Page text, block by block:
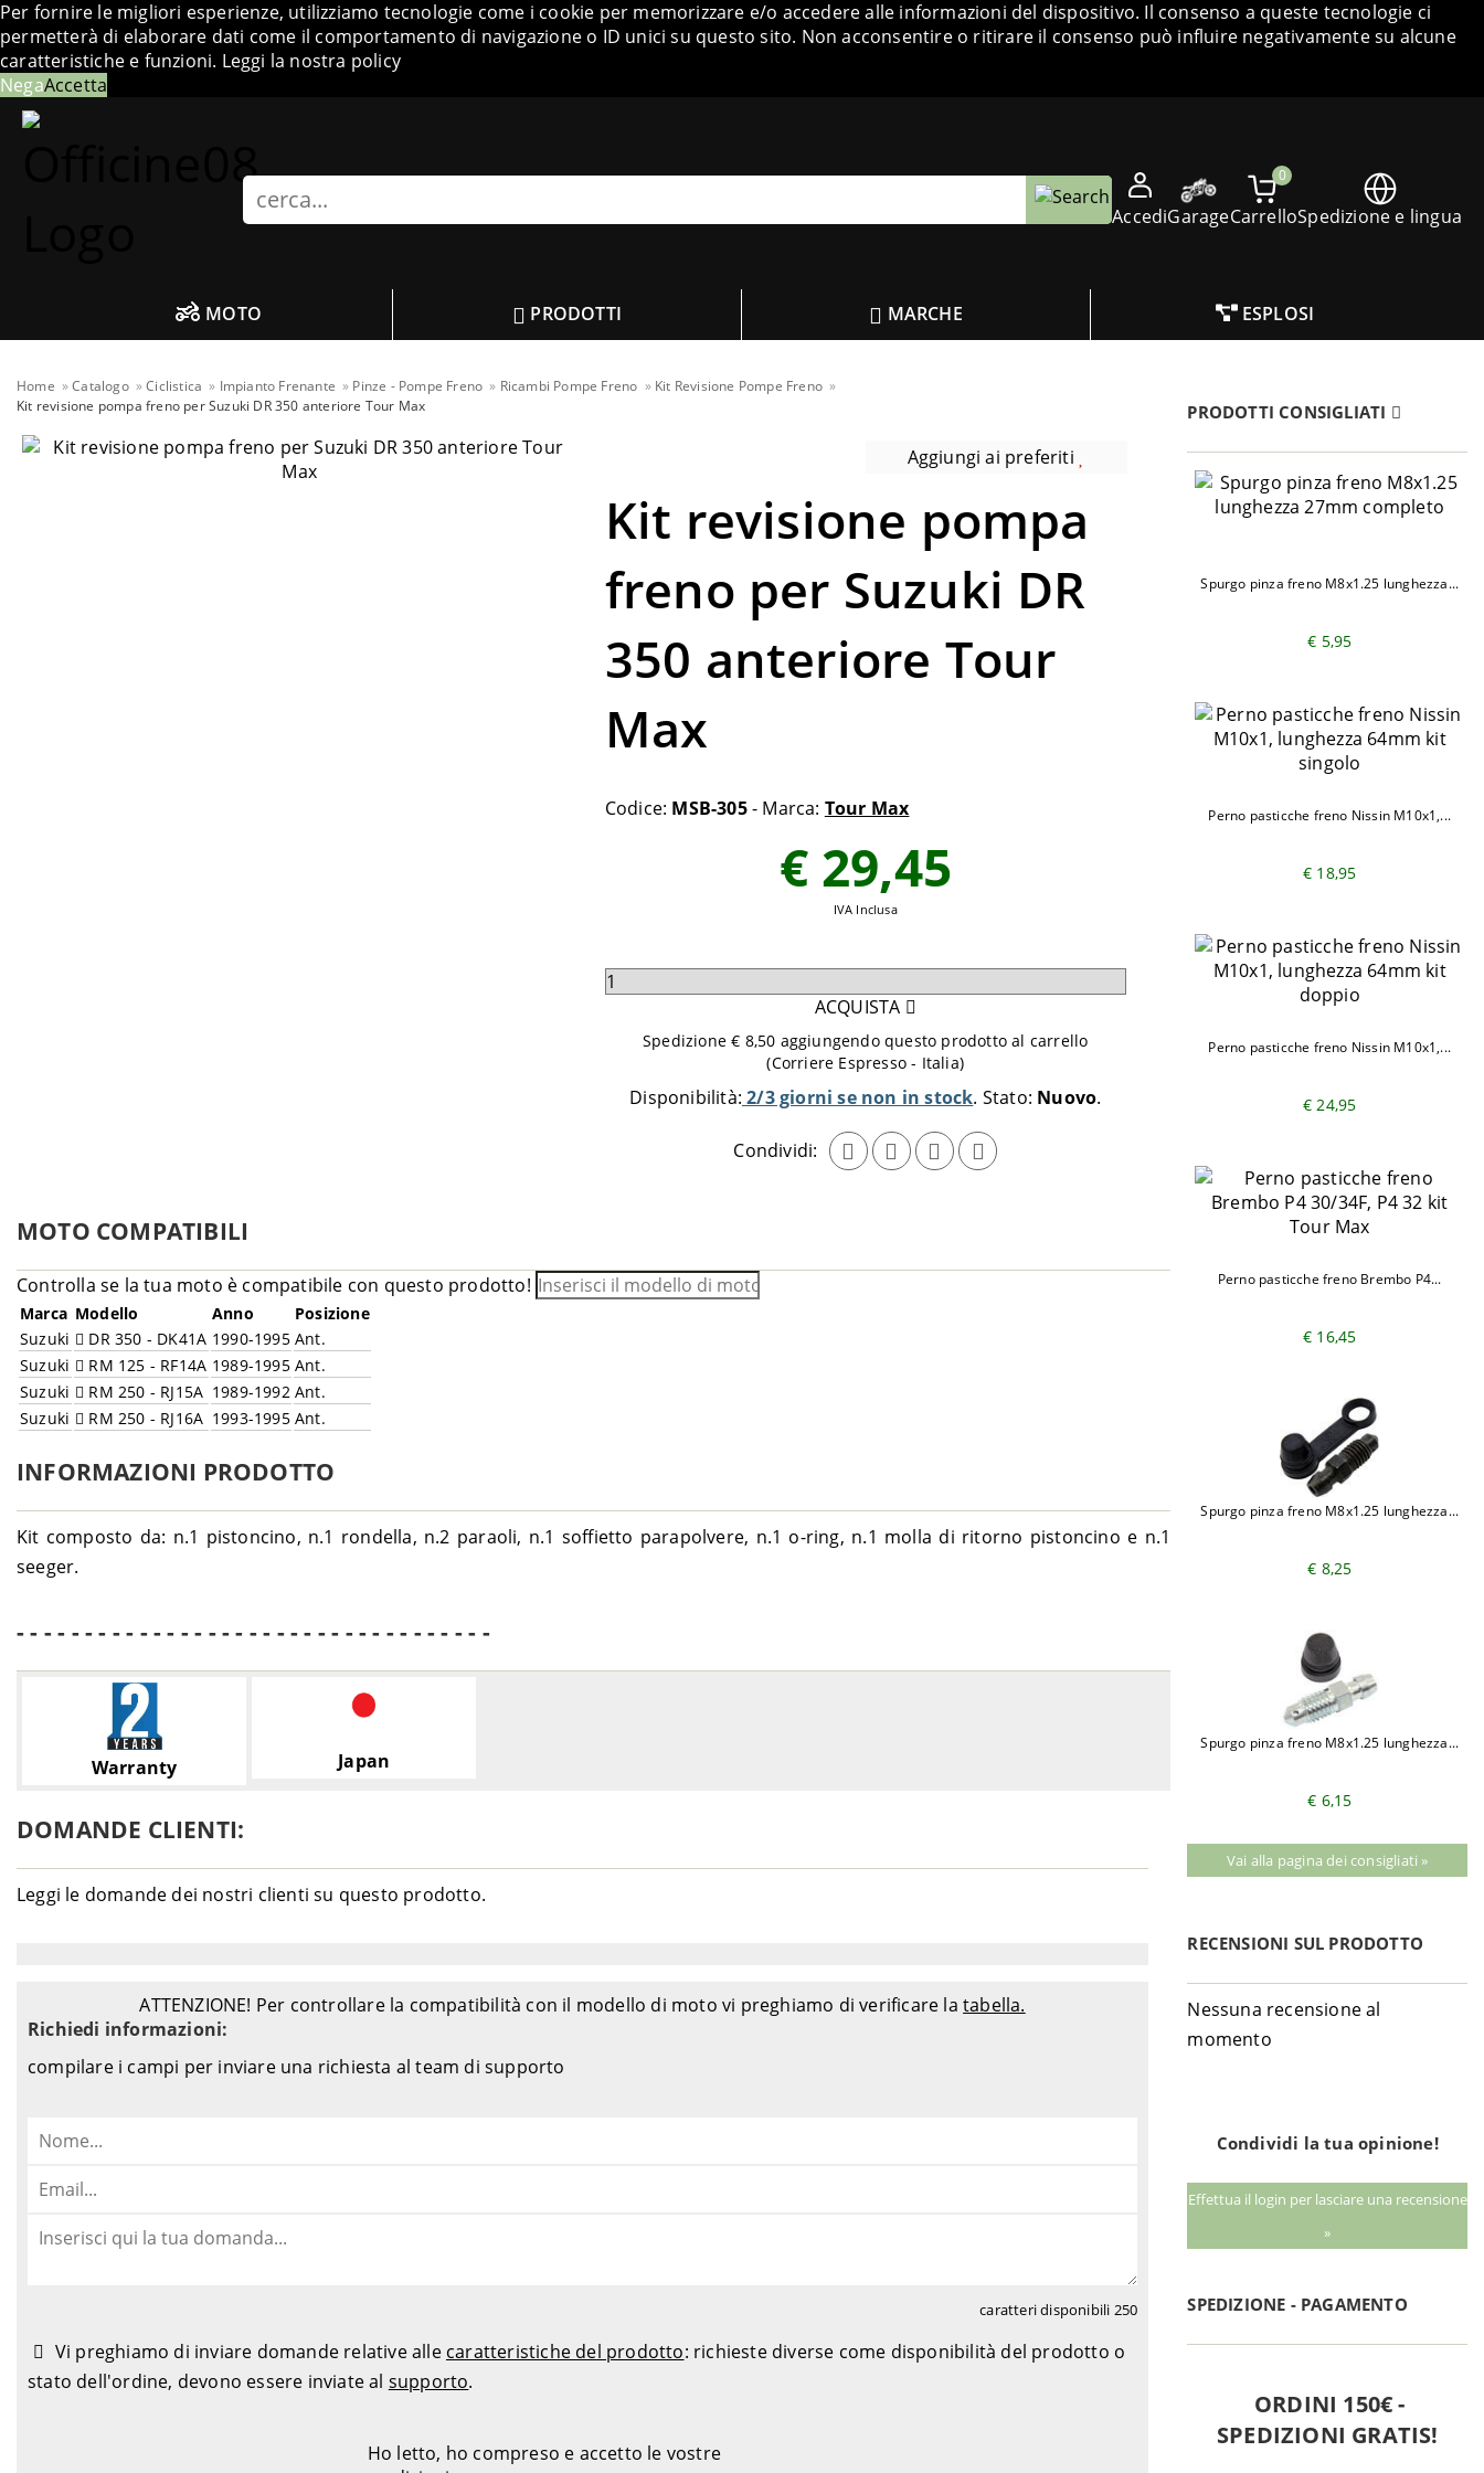
Per fornire le migliori esperienze, utilizziamo tecnologie come i cookie per memorizzare e/o accedere alle informazioni del dispositivo. Il consenso a queste tecnologie ci
permetterà di elaborare dati come il comportamento di navigazione o ID unici su questo sito. Non acconsentire o ritirare il consenso può influire negativamente su alcune
caratteristiche e funzioni. Leggi la nostra policy
NegaAccetta
Search
AccediGarage
0
CarrelloSpedizione e lingua
MOTO PRODOTTI MARCHE ESPLOSI
Home Catalogo Ciclistica Impianto Frenante Pinze - Pompe Freno Ricambi Pompe Freno
Kit Revisione Pompe Freno
Kit revisione pompa freno per Suzuki DR 350 anteriore Tour Max
Aggiungi ai preferiti
Kit revisione pompa
freno per Suzuki DR
350 anteriore Tour
Max
Codice: MSB-305- Marca: Tour Max
Disponibilità: 2/3 giorni se non in stock Stato: Nuovo
Condividi:
€ 29,45
IVA Inclusa
Seleziona
aggiungere
carrello
ACQUISTA
Spedizione € 8,50 aggiungendo questo prodotto al carrello
(Corriere Espresso - Italia)
MOTO COMPATIBILI
Controlla se la tua moto è compatibile con questo prodotto!
Marca Modello Anno
Posizione
Suzuki
DR 350 - DK41A 1990-1995 Ant.
Suzuki
RM 125 - RF14A 1989-1995 Ant.
Suzuki
RM 250 - RJ15A 1989-1992 Ant.
Suzuki
RM 250 - RJ16A 1993-1995 Ant.
INFORMAZIONI PRODOTTO
Kit composto da: n.1 pistoncino, n.1 rondella, n.2 paraoli, n.1 soffietto parapolvere, n.1 o-ring, n.1 molla di ritorno pistoncino e n.1
seeger.
- - - - - - - - - - - - - - - - - - - - - - - - - - - - - - - - - - -
Warranty Japan
DOMANDE CLIENTI:
Leggi le domande dei nostri clienti su questo prodotto.
ATTENZIONE! Per controllare la compatibilità con il modello di moto vi preghiamo di verificare latabella.
Richiedi informazioni:
compilare i campi per inviare una richiesta al team di supporto
caratteri disponibili 250
Vi preghiamo di inviare domande relative alle caratteristiche del prodotto: richieste diverse come disponibilità del prodotto o
stato dell'ordine, devono essere inviate al supporto.
Ho letto, ho compreso e accetto le vostre
PRODOTTI CONSIGLIATI
Spurgo pinza freno M8x1.25 lunghezza...
€ 5,95
Perno pasticche freno Nissin M10x1,...
€ 18,95
Perno pasticche freno Nissin M10x1,...
€ 24,95
Perno pasticche freno Brembo P4...
€ 16,45
Spurgo pinza freno M8x1.25 lunghezza...
€ 8,25
Spurgo pinza freno M8x1.25 lunghezza...
€ 6,15
Vai alla pagina dei consigliati »
RECENSIONI SUL PRODOTTO
Nessuna recensione al
momento
Condividi la tua opinione!
Effettua il login per lasciare una recensione
»
SPEDIZIONE - PAGAMENTO
ORDINI 150€ -
SPEDIZIONI GRATIS!